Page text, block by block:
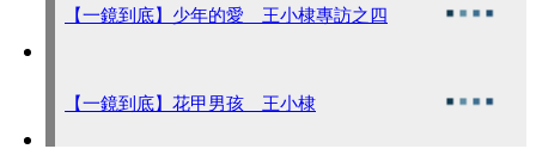
【一鏡到底】少年的愛 王小棣專訪之四
【一鏡到底】花甲男孩 王小棣